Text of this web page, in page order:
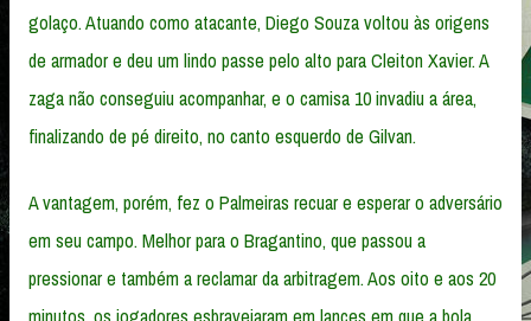
golaço. Atuando como atacante, Diego Souza voltou às origens
de armador e deu um lindo passe pelo alto para Cleiton Xavier. A
zaga não conseguiu acompanhar, e o camisa 10 invadiu a área,
finalizando de pé direito, no canto esquerdo de Gilvan.
A vantagem, porém, fez o Palmeiras recuar e esperar o adversário
em seu campo. Melhor para o Bragantino, que passou a
pressionar e também a reclamar da arbitragem. Aos oito e aos 20